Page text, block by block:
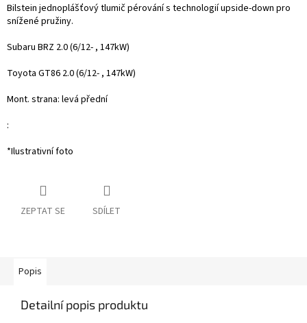
Bilstein jednoplášťový tlumič pérování s technologií upside-down pro
snížené pružiny.
Subaru BRZ 2.0 (6/12- , 147kW)
Toyota GT86 2.0 (6/12- , 147kW)
Mont. strana: levá přední
:
*Ilustrativní foto
ZEPTAT SE SDÍLET
Popis
Detailní popis produktu